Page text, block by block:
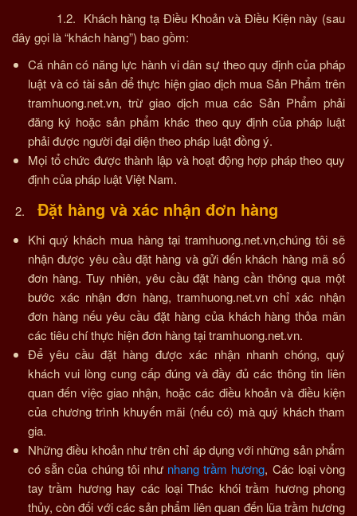
1.2. Khách hàng tạ Điều Khoản và Điều Kiện này (sau
đây gọi là “khách hàng”) bao gồm:
Cá nhân có năng lực hành vi dân sự theo quy định của pháp
luật và có tài sản để thực hiện giao dịch mua Sản Phẩm trên
tramhuong.net.vn, trừ giao dịch mua các Sản Phẩm phải
đăng ký hoặc sản phẩm khác theo quy định của pháp luật
phải được người đại diện theo pháp luật đồng ý.
Mọi tổ chức được thành lập và hoạt động hợp pháp theo quy
định của pháp luật Việt Nam.
Đặt hàng và xác nhận đơn hàng
Khi quý khách mua hàng tại tramhuong.net.vn,chúng tôi sẽ
nhận được yêu cầu đặt hàng và gửi đến khách hàng mã số
đơn hàng. Tuy nhiên, yêu cầu đặt hàng cần thông qua một
bước xác nhận đơn hàng, tramhuong.net.vn chỉ xác nhận
đơn hàng nếu yêu cầu đặt hàng của khách hàng thỏa mãn
các tiêu chí thực hiện đơn hàng tại tramhuong.net.vn.
Để yêu cầu đặt hàng được xác nhận nhanh chóng, quý
khách vui lòng cung cấp đúng và đầy đủ các thông tin liên
quan đến việc giao nhận, hoặc các điều khoản và điều kiện
của chương trình khuyến mãi (nếu có) mà quý khách tham
gia.
Những điều khoản như trên chỉ áp dụng với những sản phẩm
có sẵn của chúng tôi như nhang trầm hương, Các loại vòng
tay trầm hương hay các loại Thác khói trầm hương phong
thủy, còn đối với các sản phẩm liên quan đến lũa trầm hương